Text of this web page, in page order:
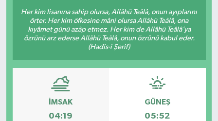
Her kim lisanına sahip olursa, Allâhü Teâlâ, onun ayıplarını
örter. Her kim öfkesine mâni olursa Allâhü Teâlâ, ona
kıyâmet günü azâp etmez. Her kim de Allâhü Teâlâ’ya
özrünü arz ederse Allâhü Teâlâ, onun özrünü kabul eder.
(Hadis-i Şerif)
İMSAK
04:19
GÜNEŞ
05:52